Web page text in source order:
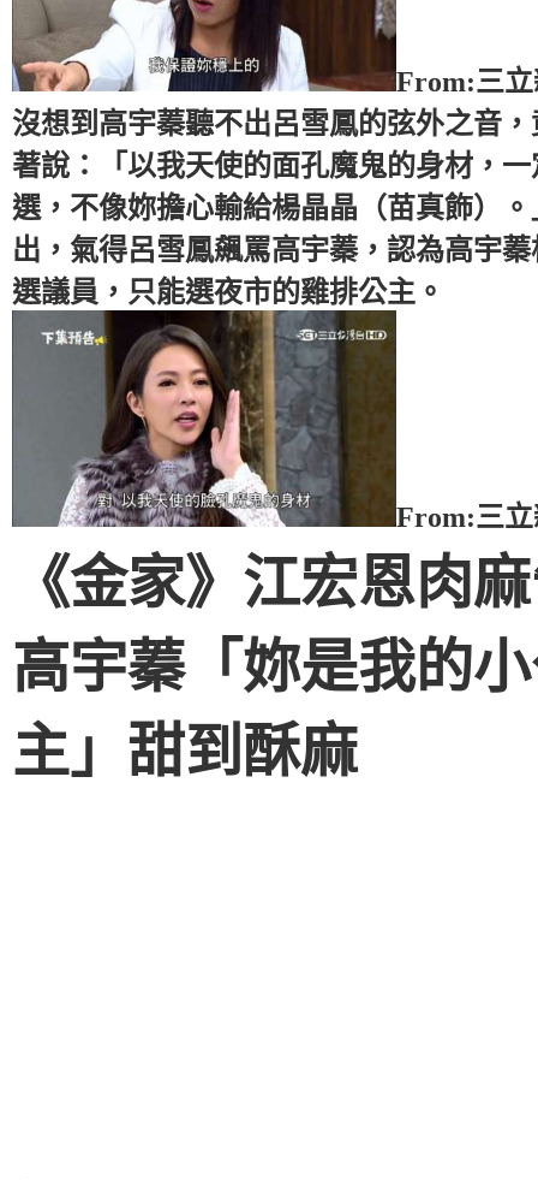
From:三
沒想到高宇蓁聽不出呂雪鳳的弦外之音
著說：「以我天使的面孔魔鬼的身材，
選，不像妳擔心輸給楊晶晶（苗真飾）
出，氣得呂雪鳳飆罵高宇蓁，認為高宇
選議員，只能選夜市的雞排公主。
From:三
《金家》江宏恩肉
高宇蓁「妳是我的
主」甜到酥麻